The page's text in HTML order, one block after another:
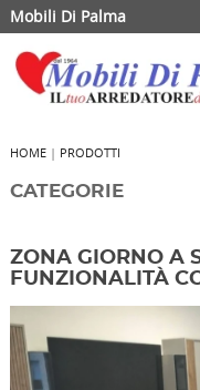
Mobili Di Palma
HOME| PRODOTTI
CATEGORIE
ZONA GIORNO A
FUNZIONALITÀ